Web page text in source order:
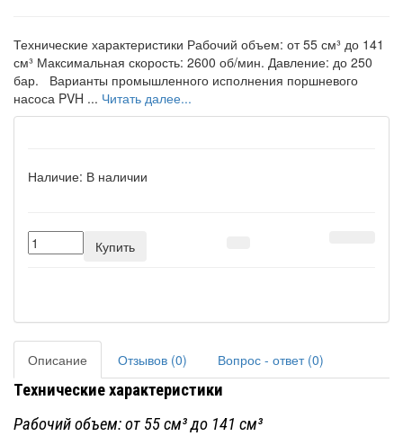
Технические характеристики Рабочий объем: от 55 см³ до 141
см³ Максимальная скорость: 2600 об/мин. Давление: до 250
бар. Варианты промышленного исполнения поршневого
насоса PVH ... Читать далее...
Наличие: В наличии
Купить
Описание Отзывов (0) Вопрос - ответ (0)
Технические характеристики
Рабочий объем: от 55 см³ до 141 см³